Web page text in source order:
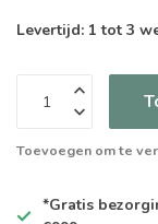
Levertijd: 1 tot 3
Toevoegen om te
*Gratis